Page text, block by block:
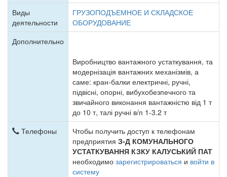
Виды
деятельности
ГРУЗОПОДЪЕМНОЕ И СКЛАДСКОЕ
ОБОРУДОВАНИЕ
Дополнительно
Виробництво вантажного устаткування, та
модернізація вантажних механізмів, а
саме: кран-балки електричні, ручні,
підвісні, опорні, вибухобезпечного та
звичайного виконання вантажністю від 1 т
до 10 т, талі ручні в/п 1-3.2 т
Телефоны
Чтобы получить доступ к телефонам
предприятия З-Д КОМУНАЛЬНОГО
УСТАТКУВАННЯ КЗКУ КАЛУСЬКИЙ ПАТ
необходимо зарегистрироваться и войти в
систему